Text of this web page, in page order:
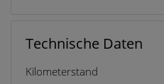
Technische Daten
Kilometerstand